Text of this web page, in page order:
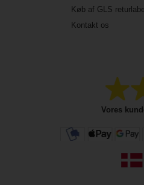
Køb af GLS returlabel
Kontakt os
Vores